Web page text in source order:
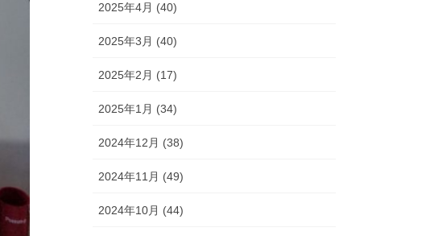
2025年4月 (40)
2025年3月 (40)
2025年2月 (17)
2025年1月 (34)
2024年12月 (38)
2024年11月 (49)
2024年10月 (44)